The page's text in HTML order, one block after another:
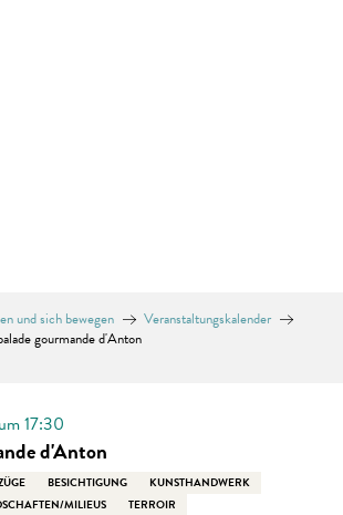
und sich bewegen
Veranstaltungskalender
gourmande d'Anton
17:30
d'Anton
BESICHTIGUNG
KUNSTHANDWERK
MILIEUS
TERROIR